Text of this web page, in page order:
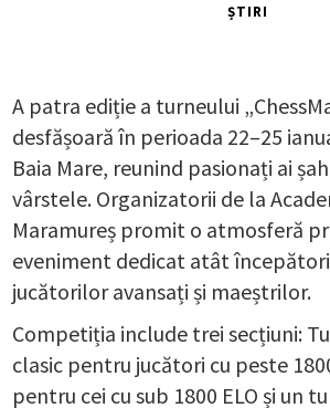
ȘTIRI
A patra ediție a turneului
desfășoară în perioada 22–25
Baia Mare, reunind pasionați ai
vârstele. Organizatorii de la
Maramureș promit o atmosferă
eveniment dedicat atât
jucătorilor avansați și maeștrilor.
Competiția include trei secțiuni:
clasic pentru jucători cu peste
pentru cei cu sub 1800 ELO și un